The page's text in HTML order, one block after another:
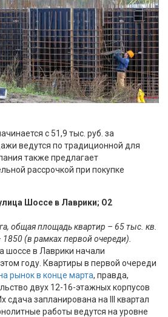
с 51,9 тыс. руб. за
ведутся по традиционной для
также предлагает
рассрочкой при покупке
Шоссе в Лаврики; О2
общая площадь квартир – 65 тыс. кв.
(в рамках первой очереди).
шоссе в Лаврики начали
году. Квартиры в первой очереди
рынок в конце марта, правда,
двух 12-16-этажных корпусов
сдача запланирована на III квартал
работы ведутся на уровне